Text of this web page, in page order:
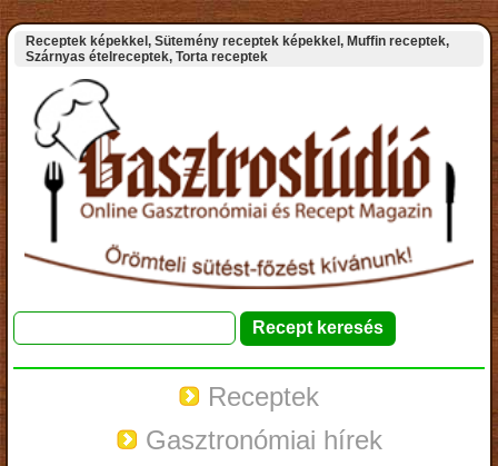
Receptek képekkel, Sütemény receptek képekkel, Muffin receptek,
Szárnyas ételreceptek, Torta receptek
Receptek
Gasztronómiai hírek